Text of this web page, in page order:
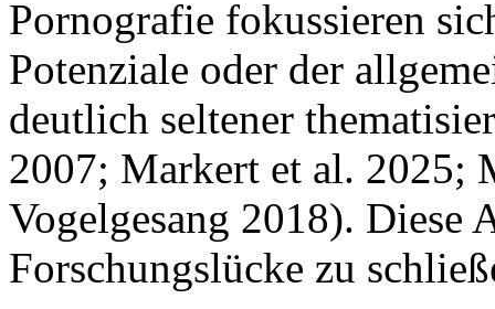
Pornografie fokussieren
Potenziale oder der
deutlich seltener
2007; Markert et al. 2025;
Vogelgesang 2018). Diese
Forschungslücke zu